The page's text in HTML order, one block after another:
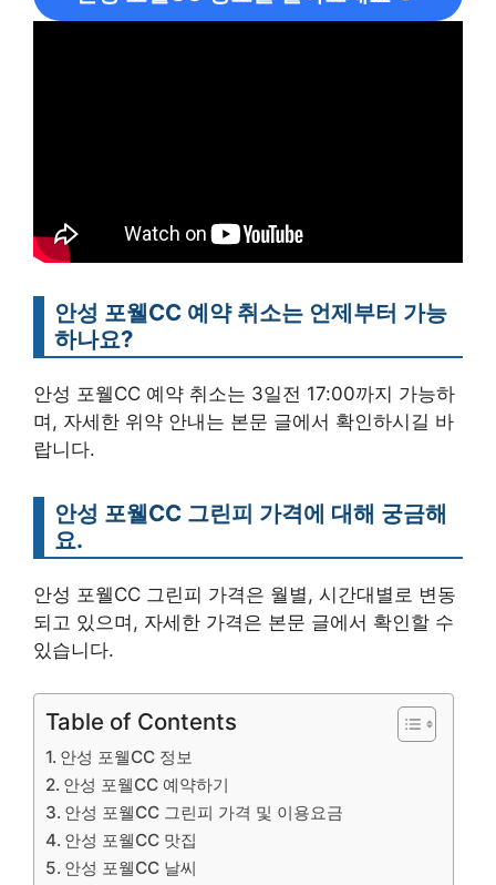
안성 포웰CC 예약 취소는 언제부터 가능
하나요?
안성 포웰CC 예약 취소는 3일전 17:00까지 가능하
며, 자세한 위약 안내는 본문 글에서 확인하시길 바
랍니다.
안성 포웰CC 그린피 가격에 대해 궁금해
요.
안성 포웰CC 그린피 가격은 월별, 시간대별로 변동
되고 있으며, 자세한 가격은 본문 글에서 확인할 수
있습니다.
Table of Contents
안성 포웰CC 정보
안성 포웰CC 예약하기
안성 포웰CC 그린피 가격 및 이용요금
안성 포웰CC 맛집
안성 포웰CC 날씨